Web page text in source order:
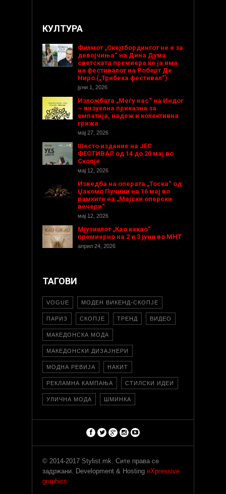
КУЛТУРА
Филмот „Скејтбордингот не е за
девојчиња“ на Дина Дума
светската премиера ќе ја има
на фестивалот на Роберт Де
Ниро („Трибека фестивал“)
јуни 1, 2026
Изложбата „Меѓу нас“ на Индог
– визуелна приказна за
емпатија, надеж и колективна
грижа
мај 27, 2026
Шесто издание на ЈЕС
ФЕСТИВАЛ од 14 до 20 мај во
Скопје
мај 12, 2026
Изведба на операта „Тоска“ од
Џакомо Пучини на 16 мај во
рамките на „Мајски оперски
вечери“
мај 12, 2026
Мјузиклот „Као какао“
премиерно на 2 и 3 јуни во МНТ
април 24, 2026
ТАГОВИ
VOGUE МОДЕН ВИКЕНД-СКОПЈЕ
ПАРИЗ СКОПЈЕ ТРЕНД ВИДЕО
МАКЕДОНСКА МОДА
МАКЕДОНСКИ ДИЗАЈНЕРИ
МОДНА РЕВИЈА НАКИТ
РЕКЛАМНА КАМПАЊА СТИЛСКИ ИДЕИ
УЛИЧНА МОДА ШМИНКА
© 2014-2017 Stylist.mk. Сите права се
задржани. Development & Hosting eXpressive
graphics